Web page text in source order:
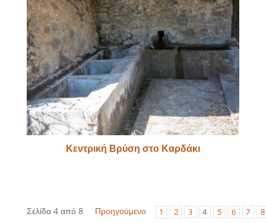
Κεντρική Βρύση στο Καρδάκι
Σελίδα 4 από 8 Προηγούμενο 1 2 3 4 5 6 7 8